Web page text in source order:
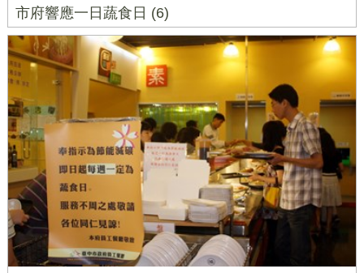
市府響應一日蔬食日 (6)